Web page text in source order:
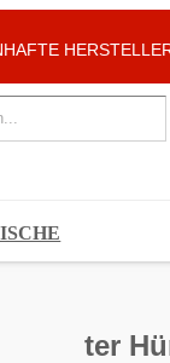
ter